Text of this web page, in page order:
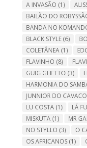
A INVASÃO (1)
BAILÃO DO
BANDA NO
BLACK STYLE(6)
COLETÂNEA(1)
FLAVINHO (8)
GUIG GHETTO (3)
HARMONIA DO
JUNNIOR DO CAVACO
LU COSTA(1) LÁ
MISKUTA(1) MR
NO STYLLO (3) O
OS AFRICANOS(1)